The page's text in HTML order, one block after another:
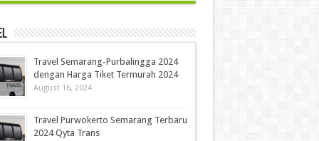
Travel Semarang-Purbalingga 2024
dengan Harga Tiket Termurah 2024
August 16, 2024
Travel Purwokerto Semarang Terbaru
2024 Qyta Trans